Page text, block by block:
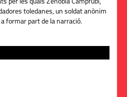
per les quals Zenobia Camprubí,
toledanes, un soldat anònim
formar part de la narració.